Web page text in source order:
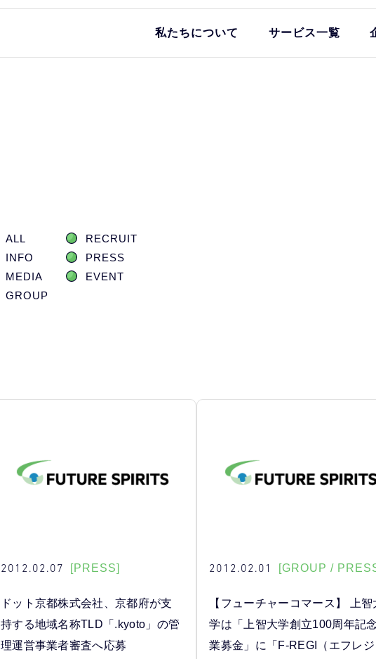
私たちについて サービス一覧
ALL
RECRUIT
INFO
PRESS
MEDIA
EVENT
GROUP
2012.02.07 [PRESS]
ドット京都株式会社、京都府が支
持する地域名称TLD「.kyoto」の管
理運営事業者審査へ応募
2012.02.01 [GROUP /
【フューチャーコマース】 上智
学は「上智大学創立100周年記
業募金」に「F-REGI（エフレジ